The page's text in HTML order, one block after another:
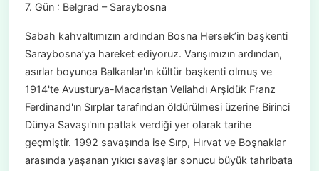
7. Gün : Belgrad – Saraybosna
Sabah kahvaltımızın ardından Bosna Hersek’in başkenti
Saraybosna’ya hareket ediyoruz. Varışımızın ardından,
asırlar boyunca Balkanlar'ın kültür başkenti olmuş ve
1914'te Avusturya-Macaristan Veliahdı Arşidük Franz
Ferdinand'ın Sırplar tarafından öldürülmesi üzerine Birinci
Dünya Savaşı'nın patlak verdiği yer olarak tarihe
geçmiştir. 1992 savaşında ise Sırp, Hırvat ve Boşnaklar
arasında yaşanan yıkıcı savaşlar sonucu büyük tahribata